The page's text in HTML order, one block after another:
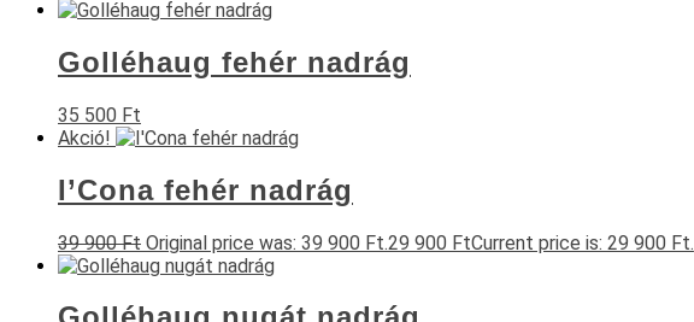
Golléhaug fehér nadrág
35 500 Ft
Akció!
I’Cona fehér nadrág
39 900Ft Original price was: 39 900 Ft.29 900 FtCurrent price is: 29 900 Ft.